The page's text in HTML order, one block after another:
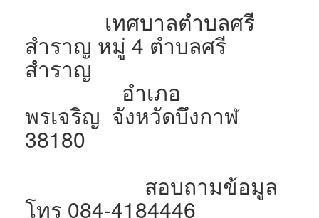
เทศบาลตำบลศรี
สำราญ หมู่ 4 ตำบลศรี
สำราญ
อำเภอ
พรเจริญ จังหวัดบึงกาฬ
38180
สอบถามข้อมูล
โทร 084-4184446